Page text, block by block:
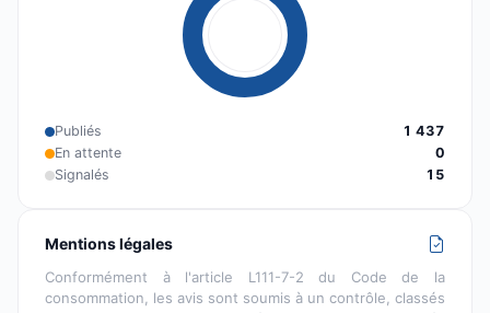
Publiés
1 437
En attente
0
Signalés
15
Mentions légales
Conformément à l'article L111-7-2 du Code de la
consommation, les avis sont soumis à un contrôle, classés